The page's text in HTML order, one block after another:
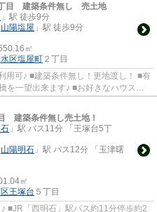
目 建築条件無し 売土地
」駅 徒歩9分
山陽塩屋 」駅 徒歩9分
㎡
区塩屋町 ２丁目
用可♪ ■建築条件無し！更地渡し！ ■有
一望出来ます♪ ■お好きなハウスメ
建築条件無し売土地！
」駅 バス11分 「王塚台5丁
山陽明石 」駅 バス12分 「玉津曙
㎡
王塚台 ５丁目
■JR「西明石」駅バス約11分停歩約2